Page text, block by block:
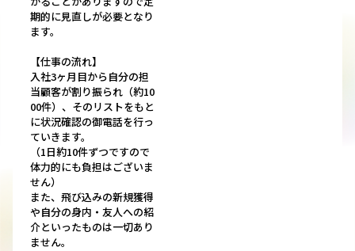
期的に見直しが必要となり
ます。
【仕事の流れ】
入社3ヶ月目から自分の担
当顧客が割り振られ（約10
00件）、そのリストをもと
に状況確認の御電話を行っ
ていきます。
（1日約10件ずつですので
体力的にも負担はございま
せん）
また、飛び込みの新規獲得
や自分の身内・友人への紹
介といったものは一切あり
ません。